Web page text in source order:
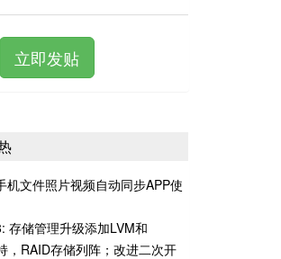
立即发贴
机文件照片视频自动同步APP使
存储管理升级添加LVM和
，RAID存储列阵；改进二次开